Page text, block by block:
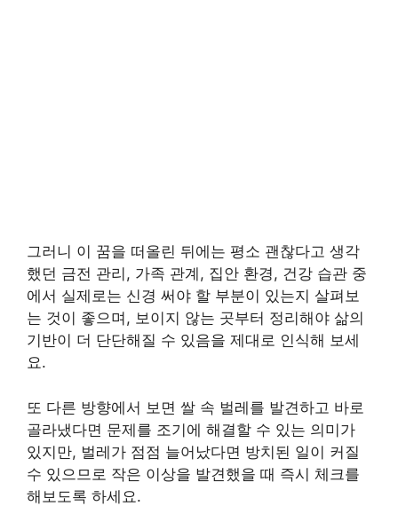
그러니 이 꿈을 떠올린 뒤에는 평소 괜찮다고 생각
했던 금전 관리, 가족 관계, 집안 환경, 건강 습관 중
에서 실제로는 신경 써야 할 부분이 있는지 살펴보
는 것이 좋으며, 보이지 않는 곳부터 정리해야 삶의
기반이 더 단단해질 수 있음을 제대로 인식해 보세
요.
또 다른 방향에서 보면 쌀 속 벌레를 발견하고 바로
골라냈다면 문제를 조기에 해결할 수 있는 의미가
있지만, 벌레가 점점 늘어났다면 방치된 일이 커질
수 있으므로 작은 이상을 발견했을 때 즉시 체크를
해보도록 하세요.